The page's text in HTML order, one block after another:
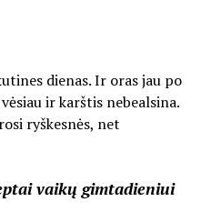
dienas. Ir oras jau po
ir karštis nebealsina.
ryškesnės, net
vaikų gimtadieniui